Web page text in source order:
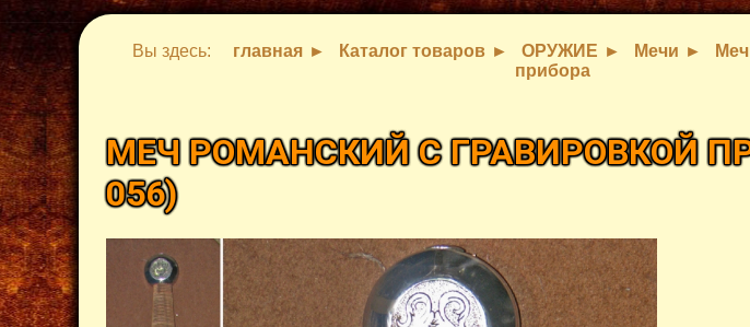
Вы здесь: главная Каталог товаров ОРУЖИЕ Мечи
прибора
МЕЧ РОМАНСКИЙ С ГРАВИРОВКОЙ
056)